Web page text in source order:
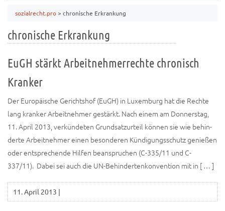
sozialrecht.pro> chronische Erkrankung
chronische Erkrankung
EuGH stärkt Arbeitnehmerrechte chronisch
Kranker
Der Euro­päi­sche Gerichts­hof (EuGH) in Luxem­burg hat die Rech­te
lang kran­ker Arbeit­neh­mer gestärkt. Nach einem am Don­ners­tag,
11. April 2013, ver­kün­de­ten Grund­satz­ur­teil kön­nen sie wie behin­
der­te Arbeit­neh­mer einen beson­de­ren Kün­di­gungs­schutz genie­ßen
oder ent­spre­chen­de Hil­fen bean­spru­chen (C-335/11 und C-
337/11). Dabei sei auch die UN-Behin­­der­­ten­­kon­­­ven­­ti­on mit in [ … ]
11. April 2013 |